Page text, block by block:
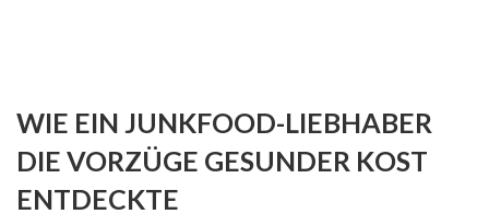
WIE EIN JUNKFOOD-LIEBHABER
DIE VORZÜGE GESUNDER KOST
ENTDECKTE